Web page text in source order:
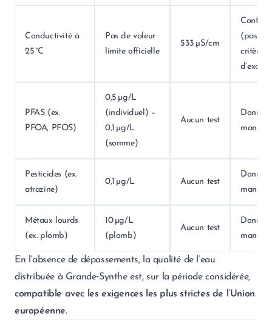
Conductivité à
25 °C
Pas de valeur
limite officielle
533 µS/cm
(pas de
critère
d’excès)
PFAS (ex.
PFOA, PFOS)
0,5 µg/L
(individuel) –
0,1 µg/L
(somme)
Aucun test
Données
Pesticides (ex.
atrazine)
0,1 µg/L Aucun test
Données
Métaux lourds
(ex. plomb)
10 µg/L
(plomb)
Aucun test
Données
En l’absence de dépassements, la qualité de l’eau
distribuée à Grande‑Synthe est, sur la période considérée,
compatible avec les exigences les plus strictes de l’Union
européenne.